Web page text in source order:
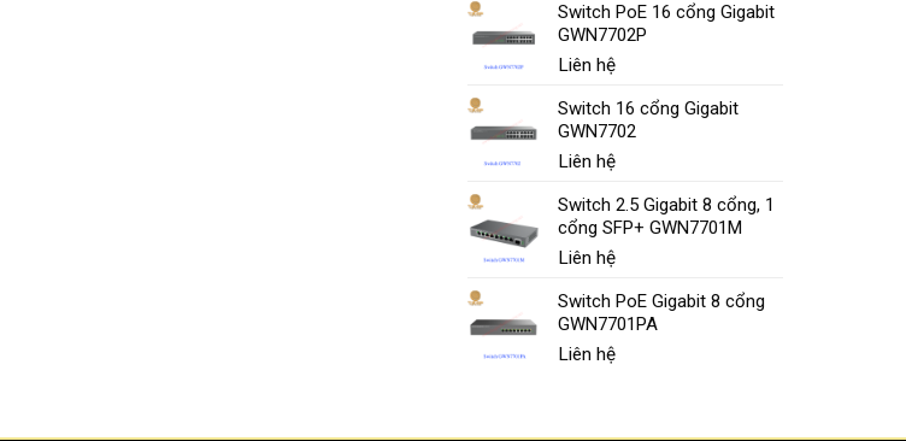
Switch PoE 16 cổng Gigabit
GWN7702P
Liên hệ
Switch 16 cổng Gigabit
GWN7702
Liên hệ
Switch 2.5 Gigabit 8 cổng, 1
cổng SFP+ GWN7701M
Liên hệ
Switch PoE Gigabit 8 cổng
GWN7701PA
Liên hệ